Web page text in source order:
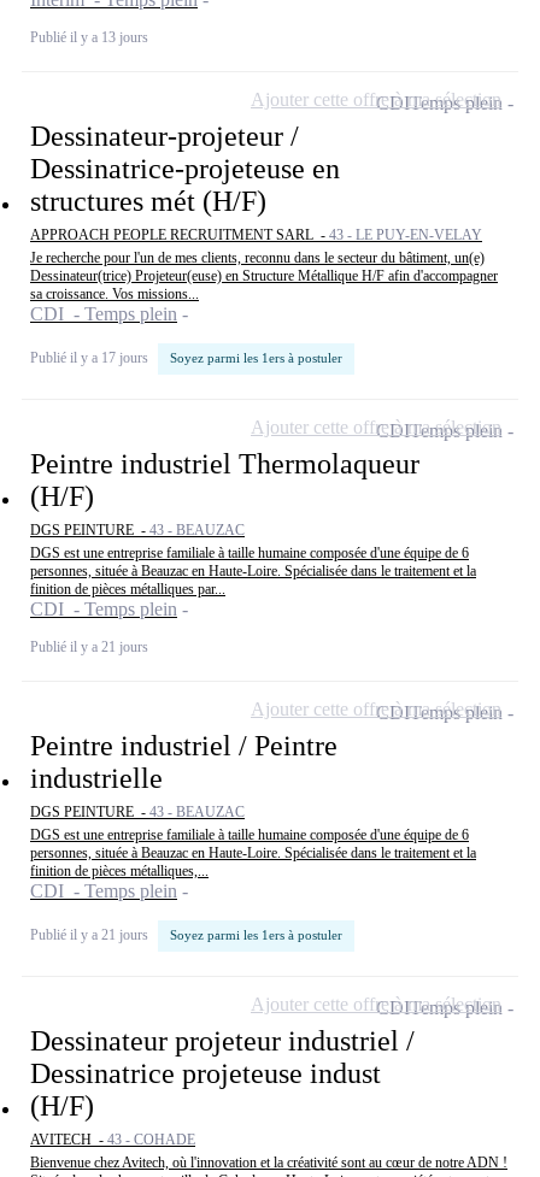
Publié il y a 13 jours
Dessinateur-projeteur /
Dessinatrice-projeteuse en
structures mét (H/F)
APPROACH PEOPLE RECRUITMENT SARL - 43 - LE PUY-EN-VELAY
Je recherche pour l'un de mes clients, reconnu dans le secteur du bâtiment, un(e)
Dessinateur(trice) Projeteur(euse) en Structure Métallique H/F afin d'accompagner
sa croissance. Vos missions...
CDI - Temps plein
Publié il y a 17 jours Soyez parmi les 1ers à postuler
CDITemps plein
Ajouter cette offre à ma sélection
Peintre industriel Thermolaqueur
(H/F)
DGS PEINTURE - 43 - BEAUZAC
DGS est une entreprise familiale à taille humaine composée d'une équipe de 6
personnes, située à Beauzac en Haute-Loire. Spécialisée dans le traitement et la
finition de pièces métalliques par...
CDI - Temps plein
Publié il y a 21 jours
CDITemps plein
Ajouter cette offre à ma sélection
Peintre industriel / Peintre
industrielle
DGS PEINTURE - 43 - BEAUZAC
DGS est une entreprise familiale à taille humaine composée d'une équipe de 6
personnes, située à Beauzac en Haute-Loire. Spécialisée dans le traitement et la
finition de pièces métalliques,...
CDI - Temps plein
Publié il y a 21 jours Soyez parmi les 1ers à postuler
CDITemps plein
Ajouter cette offre à ma sélection
Dessinateur projeteur industriel /
Dessinatrice projeteuse indust
(H/F)
AVITECH - 43 - COHADE
Bienvenue chez Avitech, où l'innovation et la créativité sont au cœur de notre ADN !
CDITemps plein
Ajouter cette offre à ma sélection